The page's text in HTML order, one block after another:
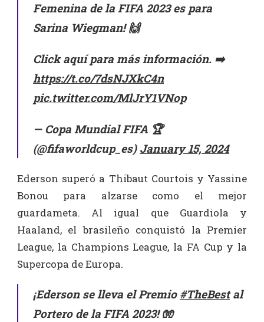
Femenina de la FIFA 2023 es para
Sarina Wiegman! 🙌
Click aquí para más información. ➡️
https://t.co/7dsNJXkC4n
pic.twitter.com/MlJrY1VNop
— Copa Mundial FIFA 🏆
(@fifaworldcup_es) January 15, 2024
Ederson superó a Thibaut Courtois y Yassine
Bonou para alzarse como el mejor
guardameta. Al igual que Guardiola y
Haaland, el brasileño conquistó la Premier
League, la Champions League, la FA Cup y la
Supercopa de Europa.
¡Ederson se lleva el Premio #TheBestal
Portero de la FIFA 2023! 🧤